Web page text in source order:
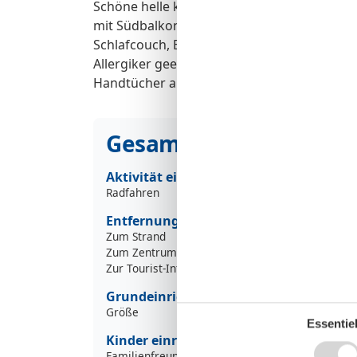
Schöne helle komfortabel und gemütlich
mit Südbalkon, vollständig ausgestattete
Schlafcouch, Bad mit Dusche und WC,
Allergiker geeignet. Vier Fahrräder und ein
Handtücher auf Wunsch gegen Gebühr
Gesamte Ausstattung
Aktivität einrichtungen
Radfahren
Entfernungen
Zum Strand
Zum Zentrum
Zur Tourist-Information
Grundeinrichtungen
Größe
Kinder einrichtungen